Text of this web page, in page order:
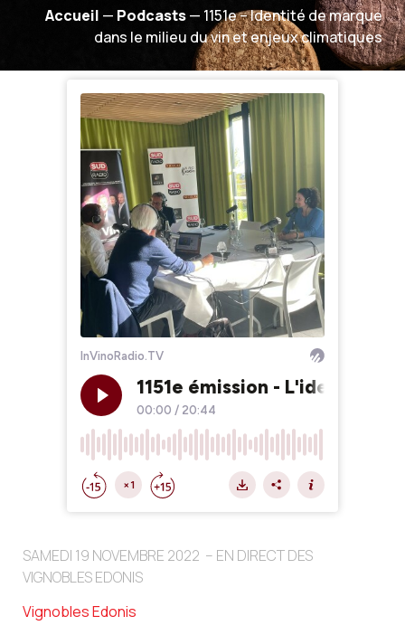
Accueil — Podcasts— 1151e – Identité de marque
dans le milieu du vin et enjeux climatiques
SAMEDI 19 NOVEMBRE 2022 – EN DIRECT DES
VIGNOBLES EDONIS
Vignobles Edonis